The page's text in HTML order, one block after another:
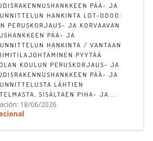
PÄÄ- JA
HANKINTA LOT-0000:
PERUSKORJAUS- JA KORVAAVAN
PÄÄ- JA
HANKINTA / VANTAAN
PYYTÄÄ
KOULUN PERUSKORJAUS- JA
PÄÄ- JA
LÄHTIEN
SISÄLTÄEN PIHA- JA ...
18/06/2026